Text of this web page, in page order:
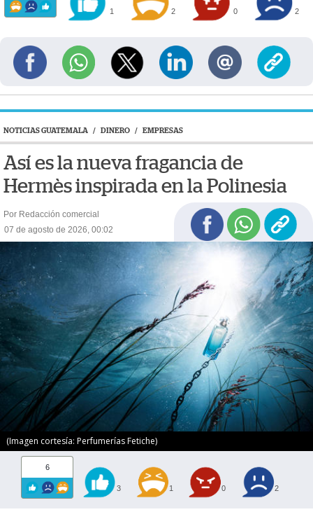
1 2 0 2
NOTICIAS GUATEMALA / DINERO / EMPRESAS
Así es la nueva fragancia de
Hermès inspirada en la Polinesia
Por Redacción comercial
07 de agosto de 2026, 00:02
(Imagen cortesía: Perfumerías Fetiche)
6
3 1 0 2